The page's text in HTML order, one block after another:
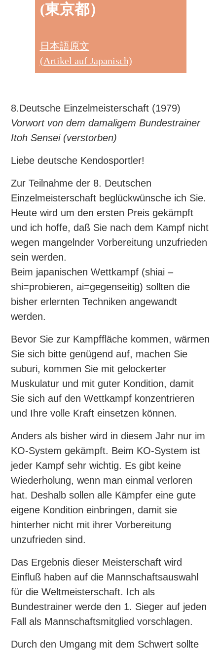
(東京都）
日本語原文
(Artikel auf Japanisch)
8.Deutsche Einzelmeisterschaft (1979)
Vorwort von dem damaligem Bundestrainer
Itoh Sensei (verstorben)
Liebe deutsche Kendosportler!
Zur Teilnahme der 8. Deutschen
Einzelmeisterschaft beglückwünsche ich Sie.
Heute wird um den ersten Preis gekämpft
und ich hoffe, daß Sie nach dem Kampf nicht
wegen mangelnder Vorbereitung unzufrieden
sein werden.
Beim japanischen Wettkampf (shiai –
shi=probieren, ai=gegenseitig) sollten die
bisher erlernten Techniken angewandt
werden.
Bevor Sie zur Kampffläche kommen, wärmen
Sie sich bitte genügend auf, machen Sie
suburi, kommen Sie mit gelockerter
Muskulatur und mit guter Kondition, damit
Sie sich auf den Wettkampf konzentrieren
und Ihre volle Kraft einsetzen können.
Anders als bisher wird in diesem Jahr nur im
KO-System gekämpft. Beim KO-System ist
jeder Kampf sehr wichtig. Es gibt keine
Wiederholung, wenn man einmal verloren
hat. Deshalb sollen alle Kämpfer eine gute
eigene Kondition einbringen, damit sie
hinterher nicht mit ihrer Vorbereitung
unzufrieden sind.
Das Ergebnis dieser Meisterschaft wird
Einfluß haben auf die Mannschaftsauswahl
für die Weltmeisterschaft. Ich als
Bundestrainer werde den 1. Sieger auf jeden
Fall als Mannschaftsmitglied vorschlagen.
Durch den Umgang mit dem Schwert sollte